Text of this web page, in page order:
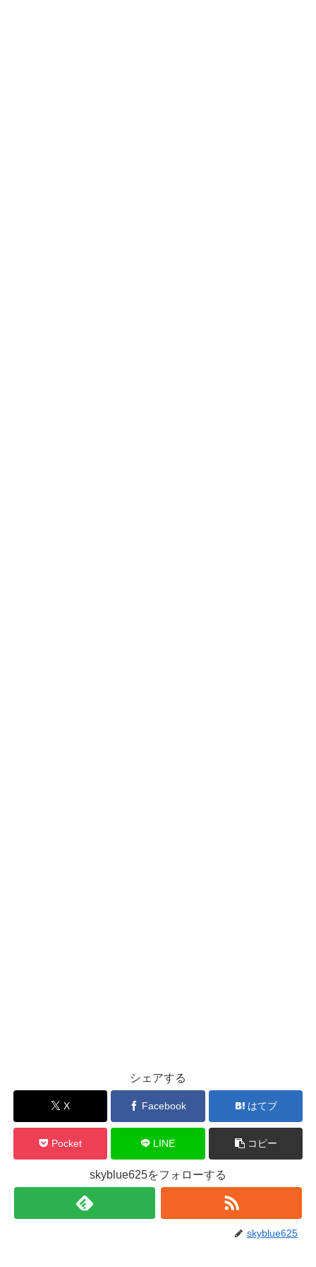
シェアする
X Facebook はてブ
Pocket LINE コピー
skyblue625をフォローする
skyblue625